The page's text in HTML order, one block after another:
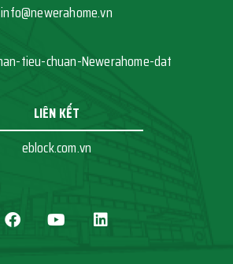
info@newerahome.vn
LIÊN KẾT
eblock.com.vn